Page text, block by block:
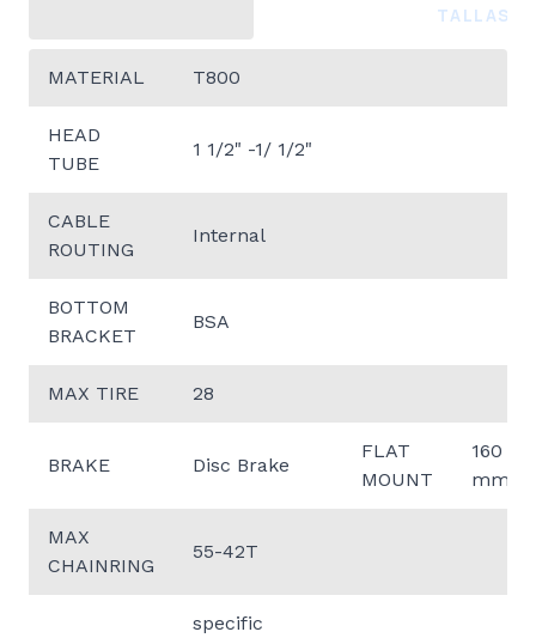
TALLAS
MATERIAL T800
HEAD
TUBE
1 1/2" -1/ 1/2"
CABLE
ROUTING
Internal
BOTTOM
BRACKET
BSA
MAX TIRE 28
BRAKE Disc Brake
FLAT
MOUNT
160
mm
MAX
CHAINRING
55-42T
specific